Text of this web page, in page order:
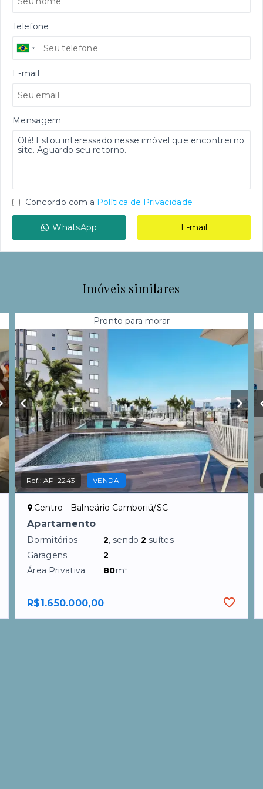
Telefone
E-mail
Mensagem
Concordo com a Política de Privacidade
WhatsApp E-mail
Imóveis similares
Pronto para morar
Ref.:AP-2243 VENDA
Centro - Balneário Camboriú/SC
Apartamento
Dormitórios 2, sendo2 suítes
Garagens
2
Área Privativa
80m²
R$1.650.000,00